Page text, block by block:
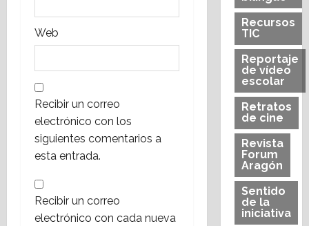
Web
Recibir un correo
electrónico con los
siguientes comentarios a
esta entrada.
Recibir un correo
electrónico con cada nueva
Recursos
TIC
Reportaje
de vídeo
escolar
Retratos
de cine
Revista
Forum
Aragón
Sentido
de la
iniciativa